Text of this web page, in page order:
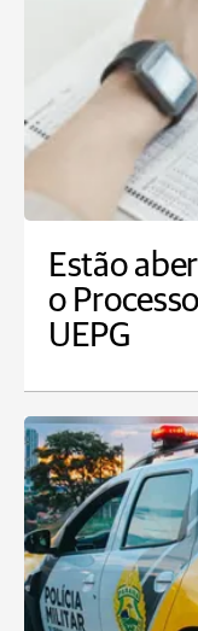
Estão
o
UEPG